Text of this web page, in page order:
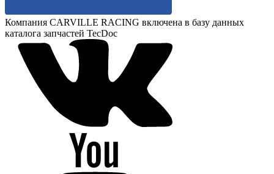
Компания CARVILLE RACING включена в базу данных
каталога запчастей TecDoc